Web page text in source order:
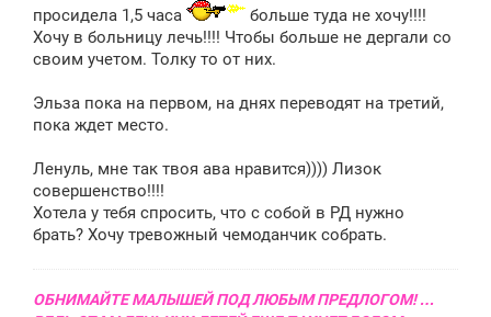
просидела 1,5 часа
больше туда не хочу!!!!
Хочу в больницу лечь!!!! Чтобы больше не дергали со
своим учетом. Толку то от них.
Эльза пока на первом, на днях переводят на третий,
пока ждет место.
Ленуль, мне так твоя ава нравится)))) Лизок
совершенство!!!!
Хотела у тебя спросить, что с собой в РД нужно
брать? Хочу тревожный чемоданчик собрать.
ОБНИМАЙТЕ МАЛЫШЕЙ ПОД ЛЮБЫМ ПРЕДЛОГОМ! …